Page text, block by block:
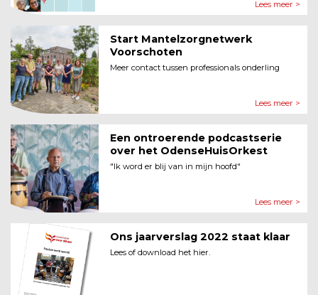
Lees meer >
Start Mantelzorgnetwerk
Voorschoten
Meer contact tussen professionals onderling
Lees meer >
Een ontroerende podcastserie
over het OdenseHuisOrkest
"Ik word er blij van in mijn hoofd"
Lees meer >
Ons jaarverslag 2022 staat klaar
Lees of download het hier.